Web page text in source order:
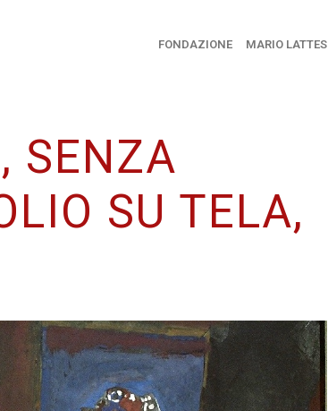
FONDAZIONE MARIO LATTES
SENZA
SU TELA,